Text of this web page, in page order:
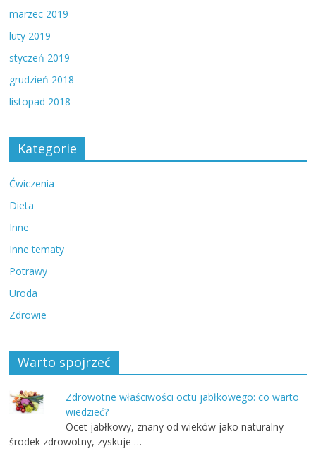
marzec 2019
luty 2019
styczeń 2019
grudzień 2018
listopad 2018
Kategorie
Ćwiczenia
Dieta
Inne
Inne tematy
Potrawy
Uroda
Zdrowie
Warto spojrzeć
Zdrowotne właściwości octu jabłkowego: co warto
wiedzieć?
Ocet jabłkowy, znany od wieków jako naturalny
środek zdrowotny, zyskuje …